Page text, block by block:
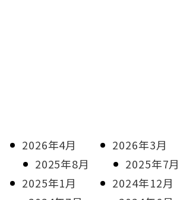
2026年4月 2026年3月
2025年8月 2025年7月
2025年1月 2024年12月